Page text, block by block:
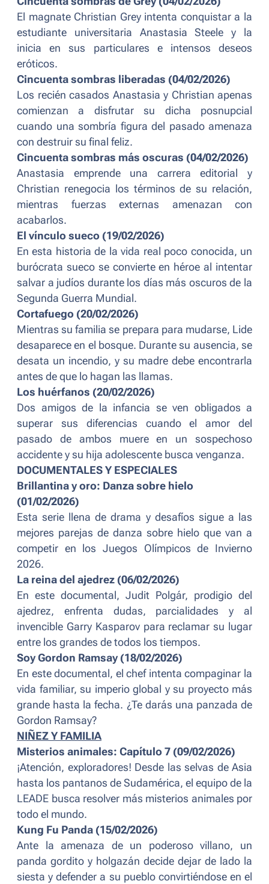
El magnate Christian Grey intenta conquistar a la
estudiante universitaria Anastasia Steele y la
inicia en sus particulares e intensos deseos
eróticos.
Cincuenta sombras liberadas (04/02/2026)
Los recién casados Anastasia y Christian apenas
comienzan a disfrutar su dicha posnupcial
cuando una sombría figura del pasado amenaza
con destruir su final feliz.
Cincuenta sombras más oscuras (04/02/2026)
Anastasia emprende una carrera editorial y
Christian renegocia los términos de su relación,
mientras fuerzas externas amenazan con
acabarlos.
El vínculo sueco (19/02/2026)
En esta historia de la vida real poco conocida, un
burócrata sueco se convierte en héroe al intentar
salvar a judíos durante los días más oscuros de la
Segunda Guerra Mundial.
Cortafuego (20/02/2026)
Mientras su familia se prepara para mudarse, Lide
desaparece en el bosque. Durante su ausencia, se
desata un incendio, y su madre debe encontrarla
antes de que lo hagan las llamas.
Los huérfanos (20/02/2026)
Dos amigos de la infancia se ven obligados a
superar sus diferencias cuando el amor del
pasado de ambos muere en un sospechoso
accidente y su hija adolescente busca venganza.
DOCUMENTALES Y ESPECIALES
Brillantina y oro: Danza sobre hielo
(01/02/2026)
Esta serie llena de drama y desafíos sigue a las
mejores parejas de danza sobre hielo que van a
competir en los Juegos Olímpicos de Invierno
2026.
La reina del ajedrez (06/02/2026)
En este documental, Judit Polgár, prodigio del
ajedrez, enfrenta dudas, parcialidades y al
invencible Garry Kasparov para reclamar su lugar
entre los grandes de todos los tiempos.
Soy Gordon Ramsay (18/02/2026)
En este documental, el chef intenta compaginar la
vida familiar, su imperio global y su proyecto más
grande hasta la fecha. ¿Te darás una panzada de
Gordon Ramsay?
NIÑEZ Y FAMILIA
Misterios animales: Capítulo 7 (09/02/2026)
¡Atención, exploradores! Desde las selvas de Asia
hasta los pantanos de Sudamérica, el equipo de la
LEADE busca resolver más misterios animales por
todo el mundo.
Kung Fu Panda (15/02/2026)
Ante la amenaza de un poderoso villano, un
panda gordito y holgazán decide dejar de lado la
siesta y defender a su pueblo convirtiéndose en el